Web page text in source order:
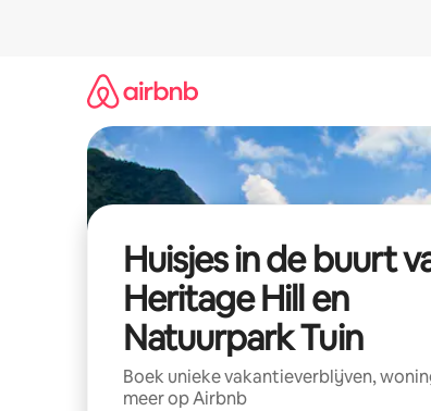
Huisjes in de buurt
Heritage Hill en
Natuurpark Tuin
Boek unieke vakantieverblijven,
meer op Airbnb